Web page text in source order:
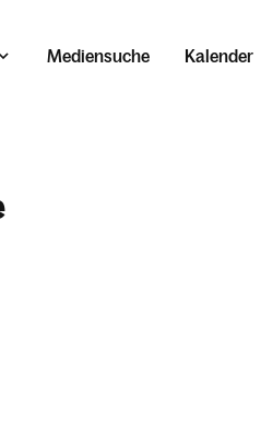
Mediensuche Kalender